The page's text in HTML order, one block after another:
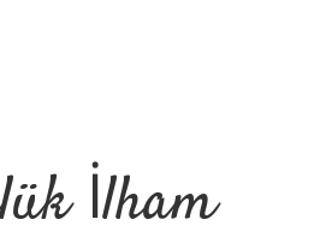
İlham